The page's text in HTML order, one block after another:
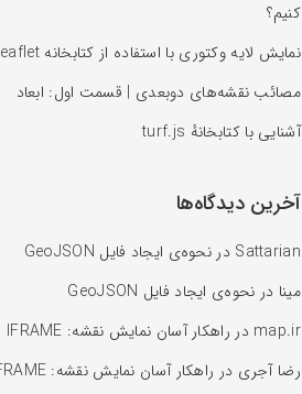
کنیم؟
نمایش لایه وکتوری با استفاده از کتابخانه Leaflet
مصائب نقشه‌های دوبعدی | قسمت اول: ابعاد
آشنایی با کتابخانه‌ٔ turf.js
آخرین دیدگاه‌ها
Sattarian در نحوه‌ی ایجاد فایل GeoJSON
مینا در نحوه‌ی ایجاد فایل GeoJSON
map.ir در راهکار آسان نمایش نقشه: IFRAME
رضا آجری در راهکار آسان نمایش نقشه: IFRAME